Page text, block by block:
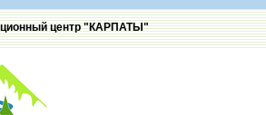
центр "КАРПАТЫ"